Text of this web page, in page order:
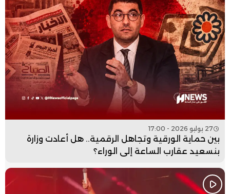
27 يوليو 2026 - 17:00
بين حماية الورقية وتجاهل الرقمية.. هل أعادت وزارة
بنسعيد عقارب الساعة إلى الوراء؟